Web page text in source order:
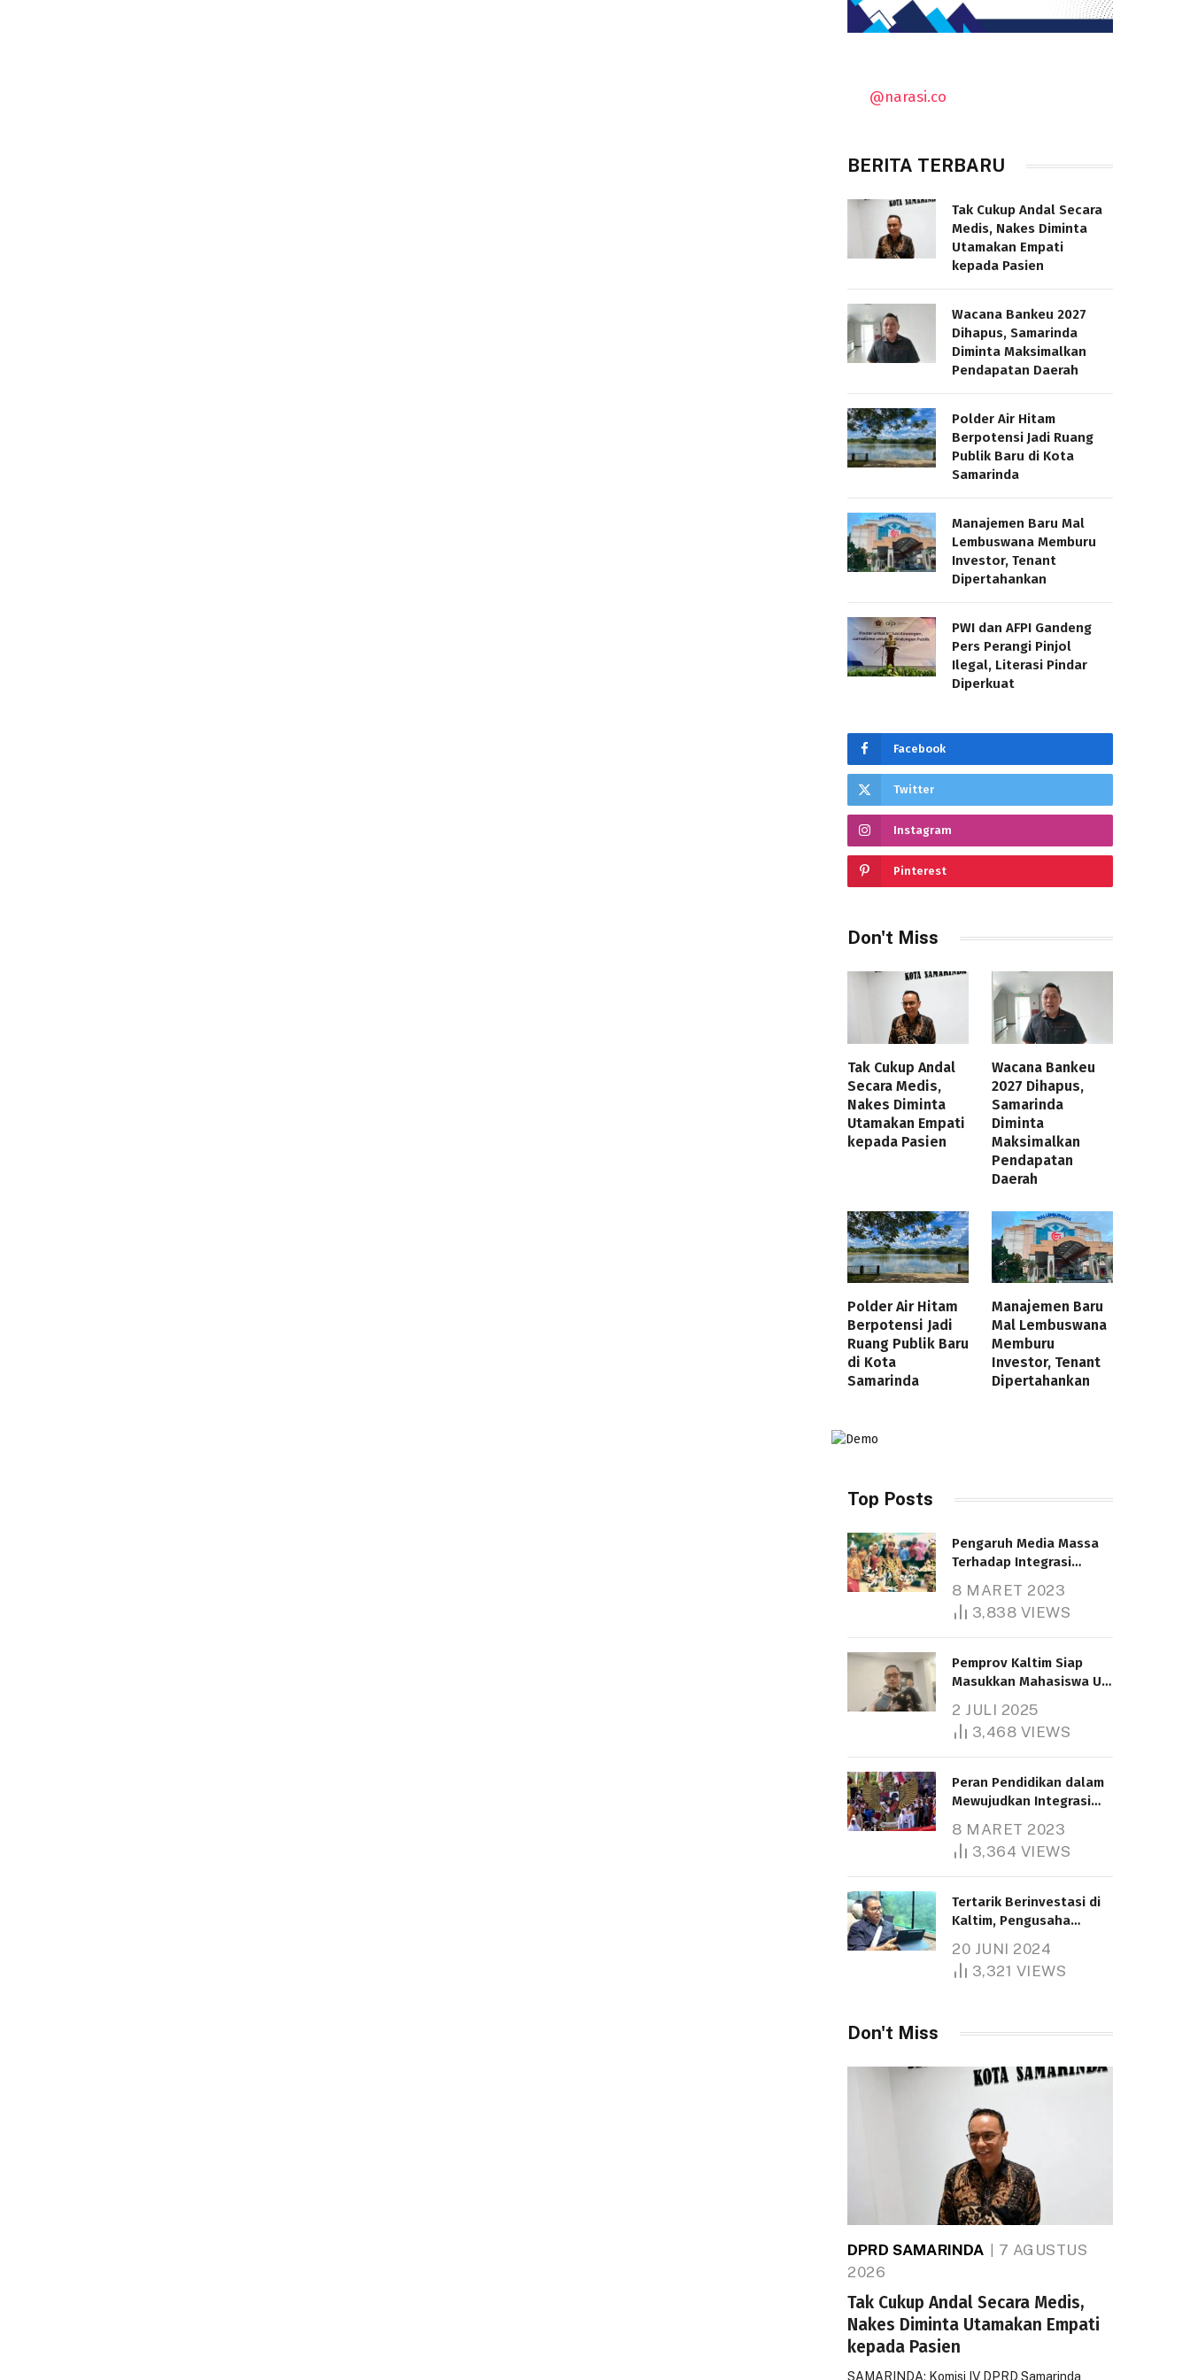
@narasi.co
BERITA TERBARU
Tak Cukup Andal Secara
Medis, Nakes Diminta
Utamakan Empati
kepada Pasien
Wacana Bankeu 2027
Dihapus, Samarinda
Diminta Maksimalkan
Pendapatan Daerah
Polder Air Hitam
Berpotensi Jadi Ruang
Publik Baru di Kota
Samarinda
Manajemen Baru Mal
Lembuswana Memburu
Investor, Tenant
Dipertahankan
PWI dan AFPI Gandeng
Pers Perangi Pinjol
Ilegal, Literasi Pindar
Diperkuat
Facebook
Twitter
Instagram
Pinterest
Don't Miss
Tak Cukup Andal
Secara Medis,
Nakes Diminta
Utamakan Empati
kepada Pasien
Wacana Bankeu
2027 Dihapus,
Samarinda
Diminta
Maksimalkan
Pendapatan
Daerah
Polder Air Hitam
Berpotensi Jadi
Ruang Publik Baru
di Kota
Samarinda
Manajemen Baru
Mal Lembuswana
Memburu
Investor, Tenant
Dipertahankan
Top Posts
Pengaruh Media Massa
Terhadap Integrasi
8 MARET 2023
3,838 VIEWS
Pemprov Kaltim Siap
Masukkan Mahasiswa UT
Bantuan Pendidikan
Gratispol
2 JULI 2025
3,468 VIEWS
Peran Pendidikan dalam
Mewujudkan Integrasi
8 MARET 2023
3,364 VIEWS
Tertarik Berinvestasi di
Kaltim, Pengusaha
1.000 Hektare
20 JUNI 2024
3,321 VIEWS
Don't Miss
DPRD SAMARINDA
7 AGUSTUS
2026
Tak Cukup Andal Secara Medis,
Nakes Diminta Utamakan Empati
kepada Pasien
SAMARINDA: Komisi IV DPRD Samarinda